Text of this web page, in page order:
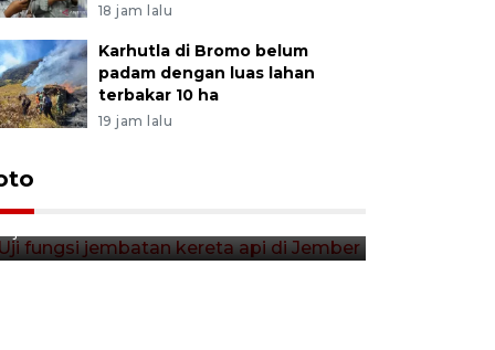
18 jam lalu
Karhutla di Bromo belum
padam dengan luas lahan
terbakar 10 ha
19 jam lalu
Uji fungsi jembatan kereta api
di Jember